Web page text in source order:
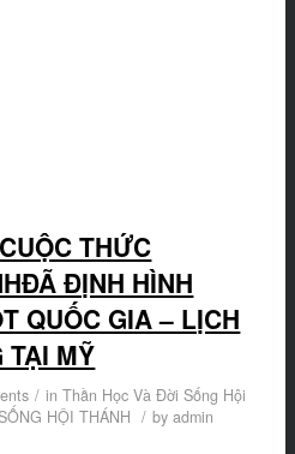
THỨC
ĐỊNH HÌNH
QUỐC GIA – LỊCH
TẠI MỸ
/ inThần Học Và Đời Sống Hội
HỘI THÁNH / byadmin